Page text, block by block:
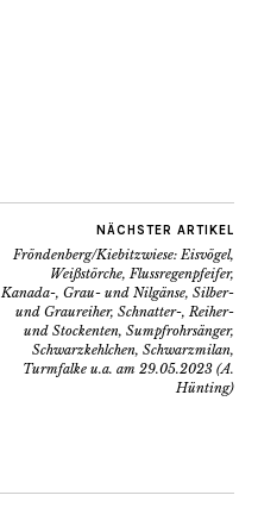
NÄCHSTER ARTIKEL
Fröndenberg/Kiebitzwiese: Eisvögel,
Weißstörche, Flussregenpfeifer,
Kanada-, Grau- und Nilgänse, Silber-
und Graureiher, Schnatter-, Reiher-
und Stockenten, Sumpfrohrsänger,
Schwarzkehlchen, Schwarzmilan,
Turmfalke u.a. am 29.05.2023 (A.
Hünting)